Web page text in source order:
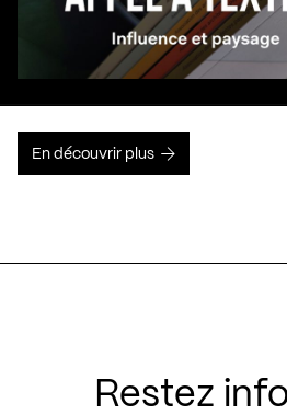
En découvrir plus
Restez